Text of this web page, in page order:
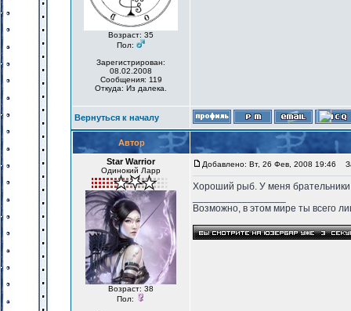
Возраст: 35
Пол:
Зарегистрирован:
08.02.2008
Сообщения: 119
Откуда: Из далека.
Вернуться к началу
Автор
Star Warrior
Одинокий Ларр
Возраст: 38
Пол:
Добавлено: Вт, 26 Фев, 2008 19:46
Хороший рыб. У меня брательники
Возможно, в этом мире ты всего